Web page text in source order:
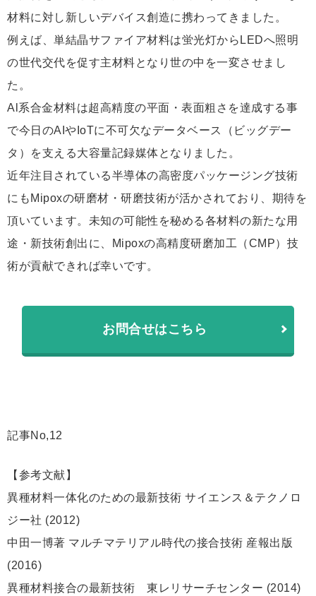
材料に対し新しいデバイス創造に携わってきました。
例えば、単結晶サファイア材料は蛍光灯からLEDへ照明
の世代交代を促す主材料となり世の中を一変させまし
た。
Al系合金材料は超高精度の平面・表面粗さを達成する事
で今日のAIやIoTに不可欠なデータベース（ビッグデー
タ）を支える大容量記録媒体となりました。
近年注目されている半導体の高密度パッケージング技術
にもMipoxの研磨材・研磨技術が活かされており、期待を
頂いています。未知の可能性を秘める各材料の新たな用
途・新技術創出に、Mipoxの高精度研磨加工（CMP）技
術が貢献できれば幸いです。
お問合せはこちら
記事No,12
【参考文献】
異種材料一体化のための最新技術 サイエンス＆テクノロ
ジー社 (2012)
中田一博著 マルチマテリアル時代の接合技術 産報出版
(2016)
異種材料接合の最新技術 東レリサーチセンター (2014)